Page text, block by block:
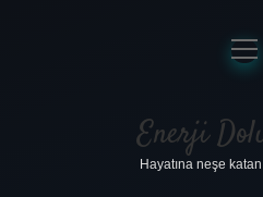
Gizlilik
Yasal
aç
Enerji
Hayatına neşe